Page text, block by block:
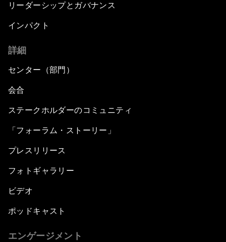
リーダーシップとガバナンス
インパクト
詳細
センター（部門）
会合
ステークホルダーのコミュニティ
「フォーラム・ストーリー」
プレスリリース
フォトギャラリー
ビデオ
ポッドキャスト
エンゲージメント